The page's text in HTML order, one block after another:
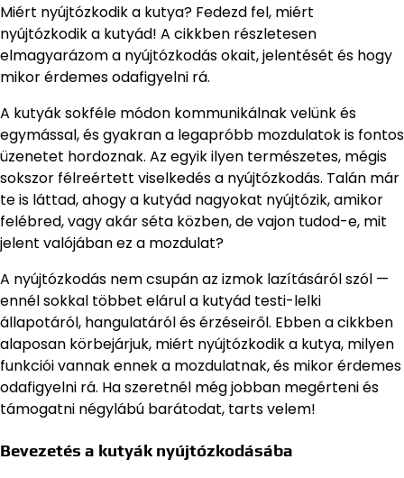
Miért nyújtózkodik a kutya? Fedezd fel, miért
nyújtózkodik a kutyád! A cikkben részletesen
elmagyarázom a nyújtózkodás okait, jelentését és hogy
mikor érdemes odafigyelni rá.
A kutyák sokféle módon kommunikálnak velünk és
egymással, és gyakran a legapróbb mozdulatok is fontos
üzenetet hordoznak. Az egyik ilyen természetes, mégis
sokszor félreértett viselkedés a nyújtózkodás. Talán már
te is láttad, ahogy a kutyád nagyokat nyújtózik, amikor
felébred, vagy akár séta közben, de vajon tudod-e, mit
jelent valójában ez a mozdulat?
A nyújtózkodás nem csupán az izmok lazításáról szól —
ennél sokkal többet elárul a kutyád testi-lelki
állapotáról, hangulatáról és érzéseiről. Ebben a cikkben
alaposan körbejárjuk, miért nyújtózkodik a kutya, milyen
funkciói vannak ennek a mozdulatnak, és mikor érdemes
odafigyelni rá. Ha szeretnél még jobban megérteni és
támogatni négylábú barátodat, tarts velem!
Bevezetés a kutyák nyújtózkodásába